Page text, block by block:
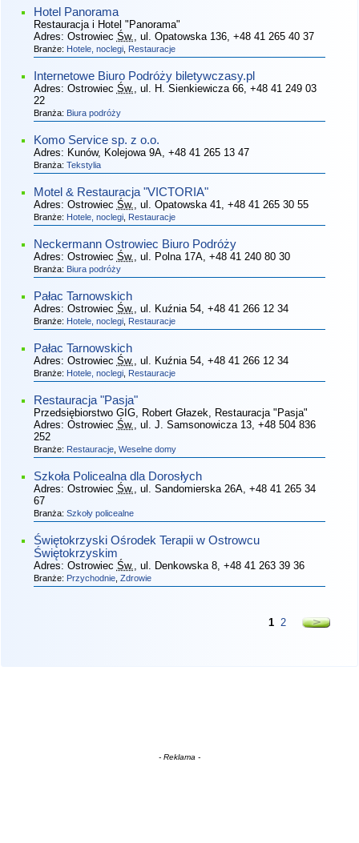
Hotel Panorama
Restauracja i Hotel "Panorama"
Adres: Ostrowiec Św. , ul. Opatowska 136, +48 41 265 40 37
Branże: Hotele, noclegi, Restauracje
Internetowe Biuro Podróży biletywczasy.pl
Adres: Ostrowiec Św. , ul. H. Sienkiewicza 66, +48 41 249 03
22
Branża: Biura podróży
Komo Service sp. z o.o.
Adres: Kunów, Kolejowa 9A, +48 41 265 13 47
Branża: Tekstylia
Motel & Restauracja "VICTORIA"
Adres: Ostrowiec Św. , ul. Opatowska 41 , +48 41 265 30 55
Branże: Hotele, noclegi, Restauracje
Neckermann Ostrowiec Biuro Podróży
Adres: Ostrowiec Św. , ul. Polna 17A, +48 41 240 80 30
Branża: Biura podróży
Pałac Tarnowskich
Adres: Ostrowiec Św. , ul. Kuźnia 54, +48 41 266 12 34
Branże: Hotele, noclegi, Restauracje
Pałac Tarnowskich
Adres: Ostrowiec Św. , ul. Kuźnia 54, +48 41 266 12 34
Branże: Hotele, noclegi, Restauracje
Restauracja "Pasja"
Przedsiębiorstwo GIG, Robert Głazek, Restauracja "Pasja"
Adres: Ostrowiec Św. , ul. J. Samsonowicza 13, +48 504 836
252
Branże: Restauracje, Weselne domy
Szkoła Policealna dla Dorosłych
Adres: Ostrowiec Św. , ul. Sandomierska 26A, +48 41 265 34
67
Branża: Szkoły policealne
Świętokrzyski Ośrodek Terapii w Ostrowcu
Świętokrzyskim
Adres: Ostrowiec Św. , ul. Denkowska 8, +48 41 263 39 36
Branże: Przychodnie, Zdrowie
1 2
- Reklama -